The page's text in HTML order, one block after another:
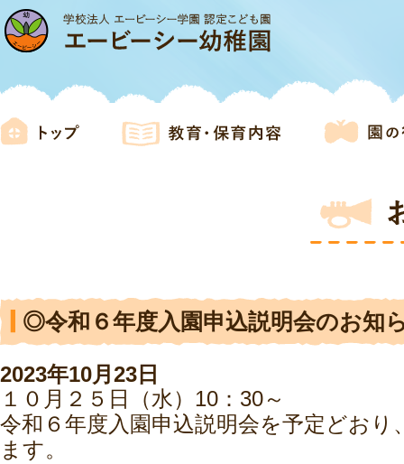
◎令和６年度入園申込説明会のお知
2023年10月23日
１０月２５日（水）10：30～
令和６年度入園申込説明会を予定どおり
ます。